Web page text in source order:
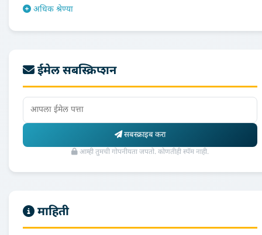
अधिक श्रेण्या
ईमेल सबस्क्रिप्शन
सबस्क्राइब करा
आम्ही तुमची गोपनीयता जपतो. कोणतीही स्पॅम नाही.
माहिती